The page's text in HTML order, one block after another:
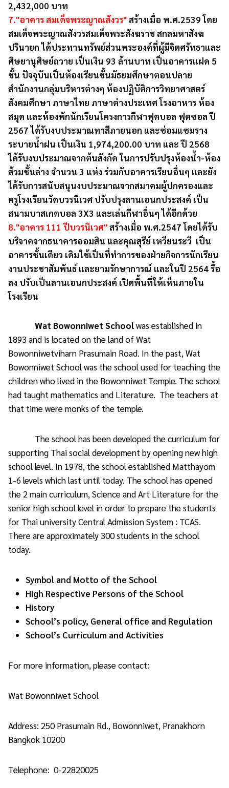
2,432,000 บาท
7."อาคาร สมเด็จพระญาณสังวร" สร้างเมื่อ พ.ศ.2539 โดย
สมเด็จพระญาณสังวรสมเด็จพระสังฆราช สกลมหาสังฆ
ปรินายก ได้ประทานทรัพย์ส่วนพระองค์ที่ผู้มีจิตศรัทธาและ
ศิษยานุศิษย์ถวาย เป็นเงิน 93 ล้านบาท เป็นอาคารแฝด 5
ชั้น ปัจจุบันเป็นห้องเรียนชั้นมัธยมศึกษาตอนปลาย
สำนักงานกลุ่มบริหารต่างๆ ห้องปฏิบัติการวิทยาศาสตร์
สังคมศึกษา ภาษาไทย ภาษาต่างประเทศ โรงอาหาร ห้อง
สมุด และห้องพักนักเรียนโครงการกีฬาฟุตบอล ฟุตซอล ปี
2567 ได้รับงบประมาณทาสีภายนอก และซ่อมแซมราง
ระบายน้ำฝน เป็นเงิน 1,974,200.00 บาท และ ปี 2568
ได้รับงบประมาณจากต้นสังกัด ในการปรับปรุงห้องน้ำ-ห้อง
ส้วมชั้นล่าง จำนวน 3 แห่ง ร่วมกับอาคารเรียนอื่นๆ และยัง
ได้รับการสนับสนุนงบประมาณจากสมาคมผู้ปกครองและ
ครูโรงเรียนวัดบวรนิเวศ ปรับปรุงลานเอนกประสงค์ เป็น
สนามบาสเกตบอล 3X3 และเล่นกีฬาอื่นๆ ได้อีกด้วย
8."อาคาร 111 ปีบวรนิเวศ" สร้างเมื่อ พ.ศ.2547 โดยได้รับ
บริจาคจากธนาคารออมสิน และคุณสุรีย์ เหวียนระวี เป็น
อาคารชั้นเดียว เดิมใช้เป็นที่ทำการของฝ่ายกิจการนักเรียน
งานประชาสัมพันธ์ และยามรักษาการณ์ และในปี 2564 รื้อ
ลง ปรับเป็นลานเอนกประสงค์ เปิดพื้นที่ให้เห็นภายใน
โรงเรียน
Wat Bowonniwet Schoolwas established in
1893 and is located on the land of Wat
Bowonniwetviharn Prasumain Road. In the past, Wat
Bowonniwet School was the school used for teaching the
children who lived in the Bowonniwet Temple. The school
had taught mathematics and Literature. The teachers at
that time were monks of the temple.
The school has been developed the curriculum for
supporting Thai social development by opening new high
school level. In 1978, the school established Matthayom
1-6 levels which last until today. The school has opened
the 2 main curriculum, Science and Art Literature for the
senior high school level in order to prepare the students
for Thai university Central Admission System : TCAS.
There are approximately 300 students in the school
today.
Symbol and Motto of the School
High Respective Persons of the School
History
School’s policy, General office and Regulation
School’s Curriculum and Activities
For more information, please contact:
Wat Bowonniwet School
Address: 250 Prasumain Rd., Bowonniwet, Pranakhorn
Bangkok 10200
Telephone: 0-22820025